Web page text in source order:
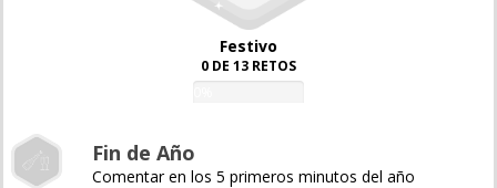
Festivo
0 DE 13 RETOS
Fin de Año
Comentar en los 5 primeros minutos del año